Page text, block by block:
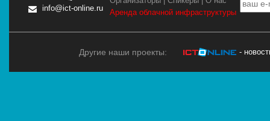
info@ict-online.ru
Аренда облачной инфраструктуры
Другие наши проекты: -